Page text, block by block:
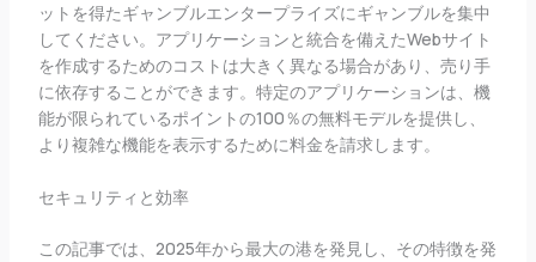
ットを得たギャンブルエンタープライズにギャンブルを集中
してください。アプリケーションと統合を備えたWebサイト
を作成するためのコストは大きく異なる場合があり、売り手
に依存することができます。特定のアプリケーションは、機
能が限られているポイントの100％の無料モデルを提供し、
より複雑な機能を表示するために料金を請求します。
セキュリティと効率
この記事では、2025年から最大の港を発見し、その特徴を発